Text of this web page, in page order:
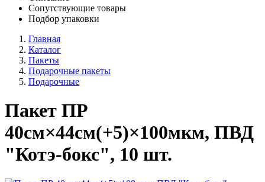
Сопутствующие товары
Подбор упаковки
Главная
Каталог
Пакеты
Подарочные пакеты
Подарочные
Пакет ПР
40см×44см(+5)×100мкм, ПВД
"Котэ-бокс", 10 шт.